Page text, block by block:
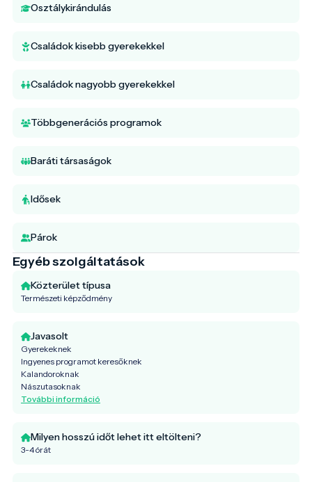
Osztálykirándulás
Családok kisebb gyerekekkel
Családok nagyobb gyerekekkel
Többgenerációs programok
Baráti társaságok
Idősek
Párok
Egyéb szolgáltatások
Közterület típusa
Természeti képződmény
Javasolt
Gyerekeknek
Ingyenes programot keresőknek
Kalandoroknak
Nászutasoknak
További információ
Milyen hosszú időt lehet itt eltölteni?
3-4 órát